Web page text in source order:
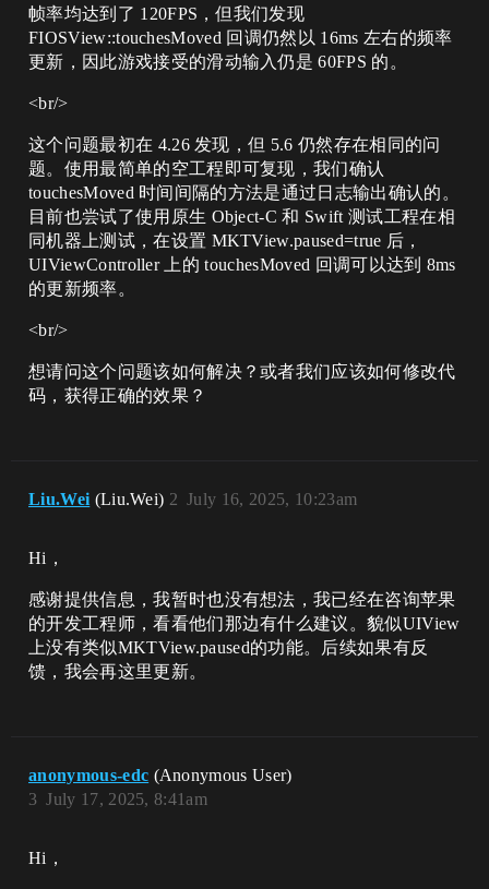
帧率均达到了 120FPS，但我们发现
FIOSView::touchesMoved 回调仍然以 16ms 左右的频率
更新，因此游戏接受的滑动输入仍是 60FPS 的。
<br/>
这个问题最初在 4.26 发现，但 5.6 仍然存在相同的问
题。使用最简单的空工程即可复现，我们确认
touchesMoved 时间间隔的方法是通过日志输出确认的。
目前也尝试了使用原生 Object-C 和 Swift 测试工程在相
同机器上测试，在设置 MKTView.paused=true 后，
UIViewController 上的 touchesMoved 回调可以达到 8ms
的更新频率。
<br/>
想请问这个问题该如何解决？或者我们应该如何修改代
码，获得正确的效果？
Liu.Wei (Liu.Wei) July 16, 2025, 10:23am
2
Hi，
感谢提供信息，我暂时也没有想法，我已经在咨询苹果
的开发工程师，看看他们那边有什么建议。貌似UIView
上没有类似MKTView.paused的功能。后续如果有反
馈，我会再这里更新。
anonymous-edc (Anonymous User)
July 17, 2025, 8:41am
3
Hi，